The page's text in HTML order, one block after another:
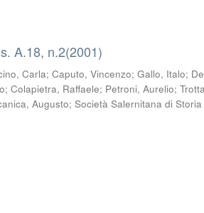
A.18, n.2(2001)
Carla;Caputo, Vincenzo;Gallo, Italo;
;Colapietra, Raffaele; Petroni, Aurelio;
Augusto;Società Salernitana di